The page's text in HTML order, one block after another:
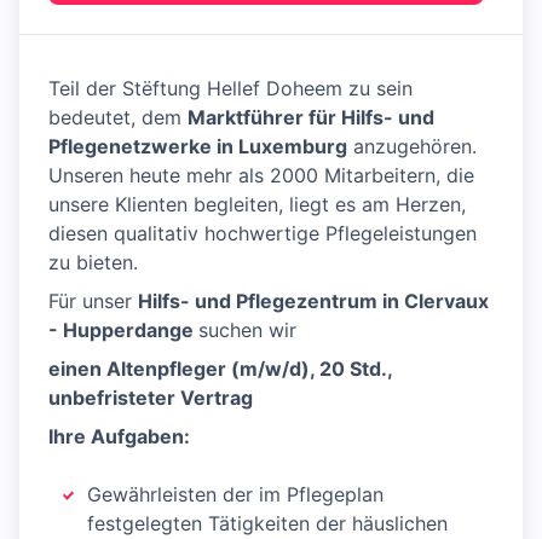
Teil der Stëftung Hellef Doheem zu sein
bedeutet, dem Marktführer für Hilfs- und
Pflegenetzwerke in Luxemburg anzugehören.
Unseren heute mehr als 2000 Mitarbeitern, die
unsere Klienten begleiten, liegt es am Herzen,
diesen qualitativ hochwertige Pflegeleistungen
zu bieten.
Für unser Hilfs- und Pflegezentrum in Clervaux
- Hupperdange suchen wir
einen Altenpfleger (m/w/d), 20 Std.,
unbefristeter Vertrag
Ihre Aufgaben:
Gewährleisten der im Pflegeplan
festgelegten Tätigkeiten der häuslichen